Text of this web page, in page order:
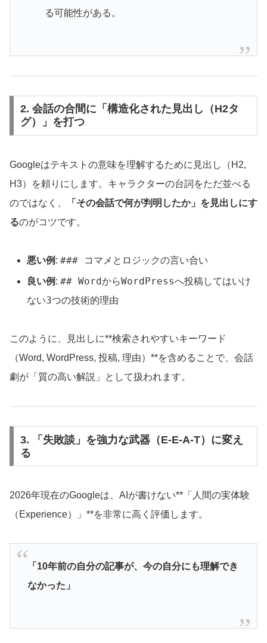
る可能性がある。
2. 会話の合間に「構造化された見出し（H2タ
グ）」を打つ
Googleはテキストの意味を理解するために見出し（H2,
H3）を頼りにします。キャラクターの台詞をただ並べる
のではなく、
「その会話で何が判明したか」を見出しにす
るのがコツです。
悪い例 :### コマメとロジックの言い合い
良い例 :## WordからWordPressへ投稿してはいけ
ない3つの技術的理由
このように、見出しに**検索されやすいキーワード
（Word, WordPress, 投稿, 理由）**を含めることで、会話
劇が「質の高い解説」として扱われます。
3. 「失敗談」を強力な武器（E-E-A-T）に変え
る
2026年現在のGoogleは、AIが書けない**「人間の実体験
（Experience）」**を非常に高く評価します。
「10年前の自分の記事が、今の自分にも理解でき
なかった」